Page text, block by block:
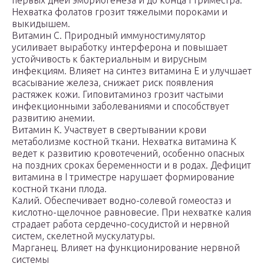
Нехватка фолатов грозит тяжелыми пороками и
выкидышем.
Витамин C. Природный иммуностимулятор
усиливает выработку интерферона и повышает
устойчивость к бактериальным и вирусным
инфекциям. Влияет на синтез витамина E и улучшает
всасывание железа, снижает риск появления
растяжек кожи. Гиповитаминоз грозит частыми
инфекционными заболеваниями и способствует
развитию анемии.
Витамин K. Участвует в свертывании крови
метаболизме костной ткани. Нехватка витамина K
ведет к развитию кровотечений, особенно опасных
на поздних сроках беременности и в родах. Дефицит
витамина в I триместре нарушает формирование
костной ткани плода.
Калий. Обеспечивает водно-солевой гомеостаз и
кислотно-щелочное равновесие. При нехватке калия
страдает работа сердечно-сосудистой и нервной
систем, скелетной мускулатуры.
Марганец. Влияет на функционирование нервной
системы